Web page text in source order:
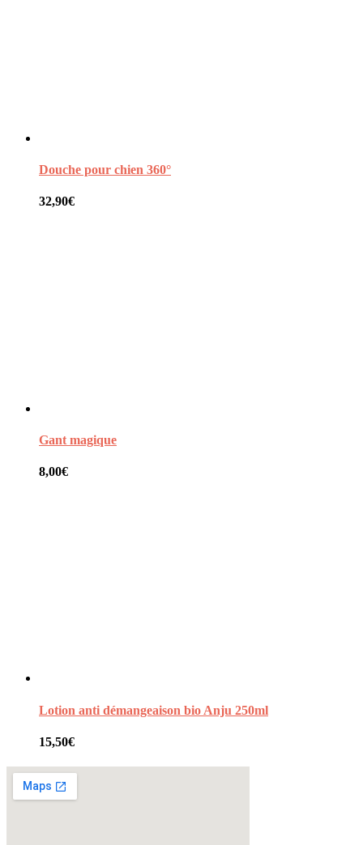
Douche pour chien 360°
32,90€
Gant magique
8,00€
Lotion anti démangeaison bio Anju 250ml
15,50€